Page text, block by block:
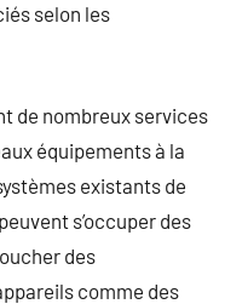
selon les
de nombreux services
équipements à la
existants de
s’occuper des
des
comme des